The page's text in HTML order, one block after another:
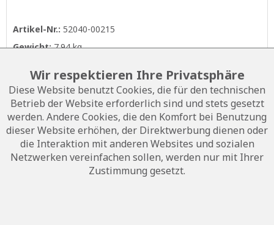
Artikel-Nr.:52040-00215
Gewicht:7.94 kg
1.932,00 € *
Anzahl
In den Warenkorb
Auf die Wunschliste
Wir respektieren Ihre Privatsphäre
Diese Website benutzt Cookies, die für den technischen
Betrieb der Website erforderlich sind und stets gesetzt
werden. Andere Cookies, die den Komfort bei Benutzung
dieser Website erhöhen, der Direktwerbung dienen oder
die Interaktion mit anderen Websites und sozialen
Netzwerken vereinfachen sollen, werden nur mit Ihrer
Zustimmung gesetzt.